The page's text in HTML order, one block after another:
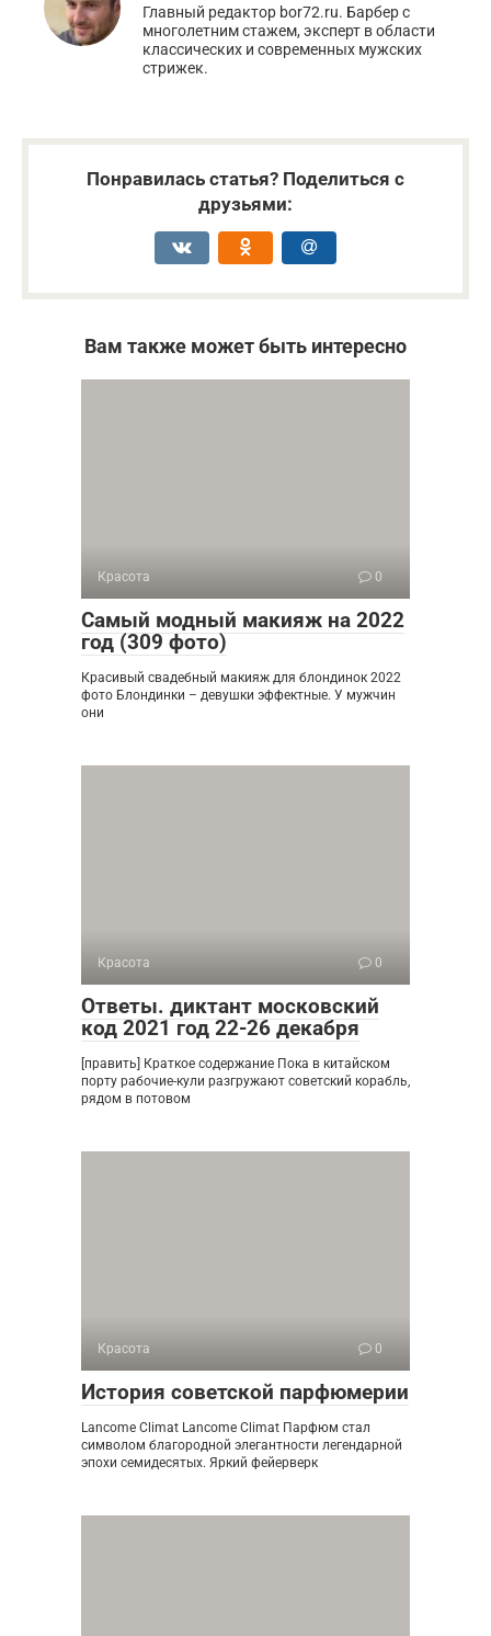
Главный редактор bor72.ru. Барбер с
многолетним стажем, эксперт в области
классических и современных мужских
стрижек.
Понравилась статья? Поделиться с
друзьями:
Вам также может быть интересно
Красота 0
Самый модный макияж на 2022
год (309 фото)
Красивый свадебный макияж для блондинок 2022
фото Блондинки – девушки эффектные. У мужчин
они
Красота 0
Ответы. диктант московский
код 2021 год 22-26 декабря
[править] Краткое содержание Пока в китайском
порту рабочие-кули разгружают советский корабль,
рядом в потовом
Красота 0
История советской парфюмерии
Lancome Climat Lancome Climat Парфюм стал
символом благородной элегантности легендарной
эпохи семидесятых. Яркий фейерверк